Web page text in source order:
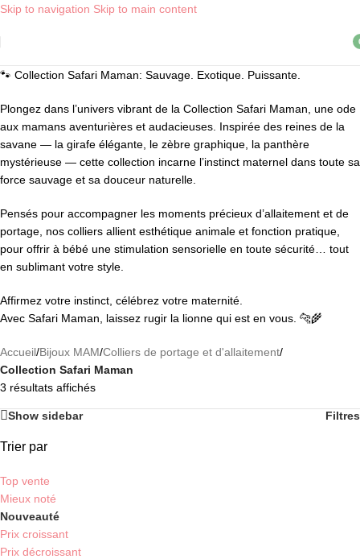
Skip to navigation Skip to main content
🐾 Collection Safari Maman: Sauvage. Exotique. Puissante.
Plongez dans l’univers vibrant de la Collection Safari Maman, une ode
aux mamans aventurières et audacieuses. Inspirée des reines de la
savane — la girafe élégante, le zèbre graphique, la panthère
mystérieuse — cette collection incarne l’instinct maternel dans toute sa
force sauvage et sa douceur naturelle.
Pensés pour accompagner les moments précieux d’allaitement et de
portage, nos colliers allient esthétique animale et fonction pratique,
pour offrir à bébé une stimulation sensorielle en toute sécurité… tout
en sublimant votre style.
Affirmez votre instinct, célébrez votre maternité.
Avec Safari Maman, laissez rugir la lionne qui est en vous. 🐆🌾
Accueil/Bijoux MAM/Colliers de portage et d'allaitement/
Collection Safari Maman
3 résultats affichés
Show sidebar Filtres
Trier par
Top vente
Mieux noté
Nouveauté
Prix croissant
Prix décroissant